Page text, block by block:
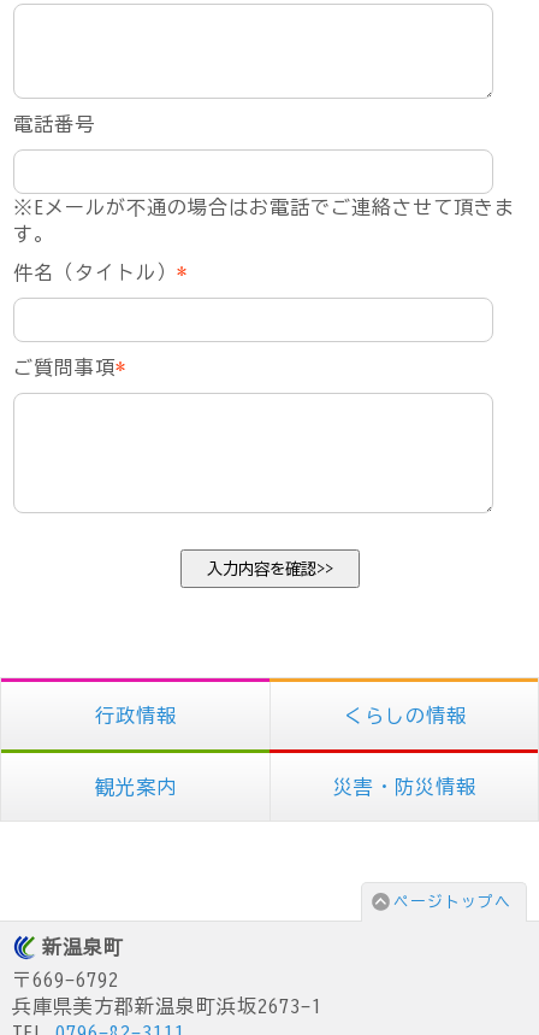
電話番号
※Eメールが不通の場合はお電話でご連絡させて頂きま
す。
件名（タイトル）*
ご質問事項*
行政情報 くらしの情報
観光案内 災害・防災情報
ページトップへ
新温泉町
〒669-6792
兵庫県美方郡新温泉町浜坂2673-1